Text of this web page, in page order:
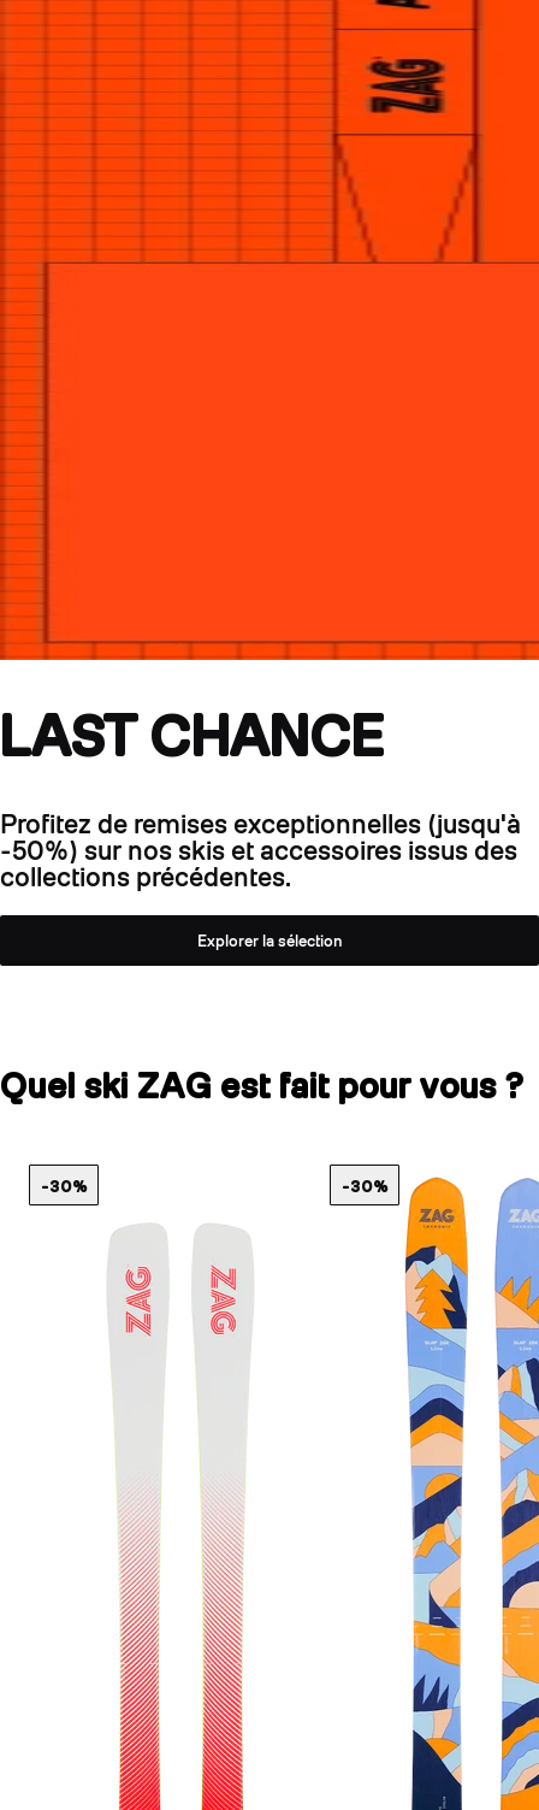
LAST CHANCE
Profitez de remises exceptionnelles (jusqu'à
-50%) sur nos skis et accessoires issus des
collections précédentes.
Explorer la sélection
Quel ski ZAG est fait pour vous ?
-30% -30%